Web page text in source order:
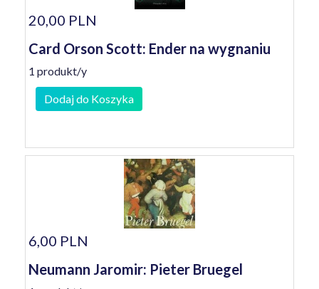
20,00 PLN
Card Orson Scott: Ender na wygnaniu
1 produkt/y
Dodaj do Koszyka
6,00 PLN
Neumann Jaromir: Pieter Bruegel